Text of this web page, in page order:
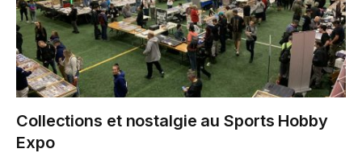
Collections et nostalgie au Sports Hobby
Expo